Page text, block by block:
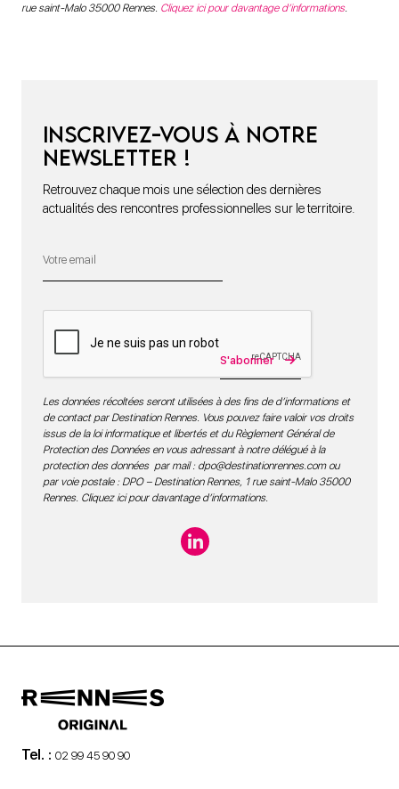
rue saint-Malo 35000 Rennes. Cliquez ici pour davantage d’informations.
Inscrivez-vous à notre
newsletter !
Retrouvez chaque mois une sélection des dernières
actualités des rencontres professionnelles sur le territoire.
S'abonner
Les données récoltées seront utilisées à des fins de d’informations et
de contact par Destination Rennes. Vous pouvez faire valoir vos droits
issus de la loi informatique et libertés et du Règlement Général de
Protection des Données en vous adressant à notre délégué à la
protection des données par mail : dpo@destinationrennes.comou
par voie postale : DPO – Destination Rennes, 1 rue saint-Malo 35000
Rennes. Cliquez ici pour davantage d’informations.
Tel. : 02 99 45 90 90